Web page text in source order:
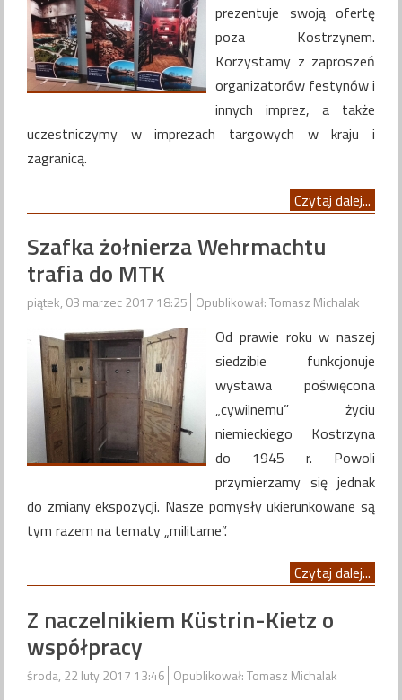
prezentuje swoją ofertę
poza Kostrzynem.
Korzystamy z zaproszeń
organizatorów festynów i
innych imprez, a także
uczestniczymy w imprezach targowych w kraju i
zagranicą.
Czytaj dalej...
Szafka żołnierza Wehrmachtu
trafia do MTK
piątek, 03 marzec 2017 18:25 Opublikował: Tomasz Michalak
Od prawie roku w naszej
siedzibie funkcjonuje
wystawa poświęcona
„cywilnemu” życiu
niemieckiego Kostrzyna
do 1945 r. Powoli
przymierzamy się jednak
do zmiany ekspozycji. Nasze pomysły ukierunkowane są
tym razem na tematy „militarne”.
Czytaj dalej...
Z naczelnikiem Küstrin-Kietz o
współpracy
środa, 22 luty 2017 13:46 Opublikował: Tomasz Michalak